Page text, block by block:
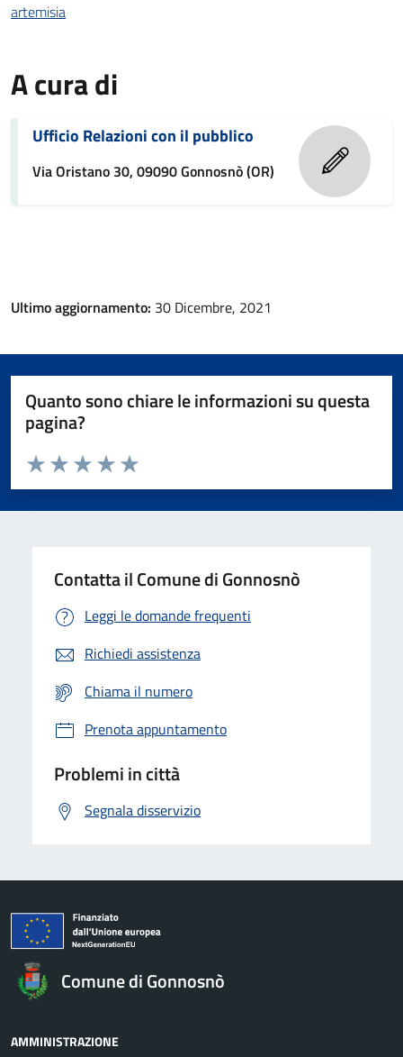
artemisia
A cura di
Ufficio Relazioni con il pubblico
Via Oristano 30, 09090 Gonnosnò (OR)
Ultimo aggiornamento: 30 Dicembre, 2021
Quanto sono chiare le informazioni su questa
pagina?
Valuta da 1 a 5 stelle la pagina
Valuta 5 stelle su 5
Valuta 4 stelle su 5
Valuta 3 stelle su 5
Valuta 2 stelle su 5
Valuta 1 stelle su 5
Contatta il Comune di Gonnosnò
Leggi le domande frequenti
Richiedi assistenza
Chiama il numero
Prenota appuntamento
Problemi in città
Segnala disservizio
Comune di Gonnosnò
AMMINISTRAZIONE